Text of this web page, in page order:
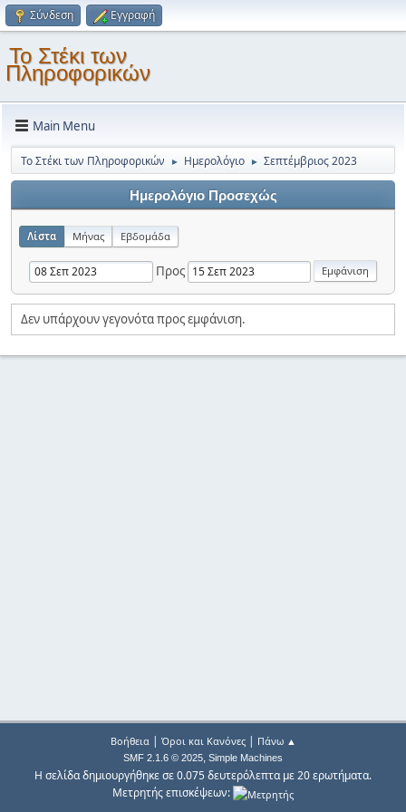
Σύνδεση Εγγραφή
Το Στέκι των
Πληροφορικών
Main Menu
Το Στέκι των Πληροφορικών ► Ημερολόγιο ► Σεπτέμβριος 2023
Ημερολόγιο Προσεχώς
Λίστα Μήνας Εβδομάδα
Προς
Δεν υπάρχουν γεγονότα προς εμφάνιση.
Βοήθεια| Όροι και Κανόνες| Πάνω ▲
SMF 2.1.6 © 2025, Simple Machines
Η σελίδα δημιουργήθηκε σε 0.075 δευτερόλεπτα με 20 ερωτήματα.
Μετρητής επισκέψεων: